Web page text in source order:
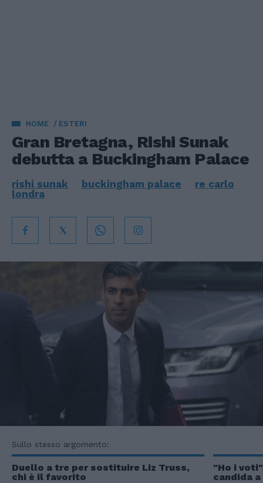
HOME ESTERI
Gran Bretagna, Rishi Sunak
debutta a Buckingham Palace
rishi sunak buckingham palace
re carlo
londra
Sullo stesso argomento:
Duello a tre per sostituire Liz Truss,
chi è il favorito
"Ho i
candida